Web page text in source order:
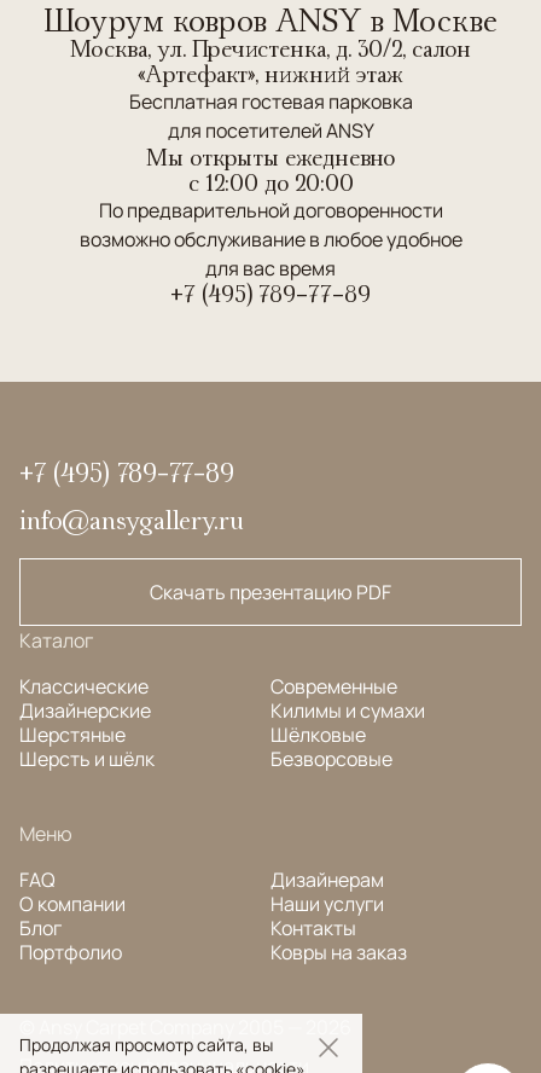
Шоурум ковров ANSY в Москве
Москва, ул. Пречистенка, д. 30/2, салон
«Артефакт», нижний этаж
Бесплатная гостевая парковка
для посетителей ANSY
Мы открыты ежедневно
c 12:00 до 20:00
По предварительной договоренности
возможно обслуживание в любое удобное
для вас время
+7 (495) 789-77-89
+7 (495) 789-77-89
info@ansygallery.ru
Скачать презентацию PDF
Каталог
Классические
Дизайнерские
Шерстяные
Шерсть и шёлк
Современные
Килимы и сумахи
Шёлковые
Безворсовые
Меню
FAQ
О компании
Блог
Портфолио
Дизайнерам
Наши услуги
Контакты
Ковры на заказ
Политика конфиденциальности
Продолжая просмотр сайта, вы